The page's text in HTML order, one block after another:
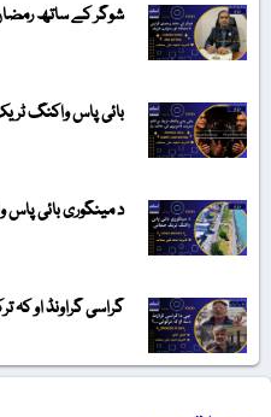
شوگر کے ساتھ
بائی پاس واکنگ
د مینگوری بائی
گراسی گراونڈ او کہ